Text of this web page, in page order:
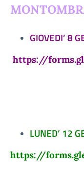
GIOVEDI’ 8
https://
LUNED’ 12
https://